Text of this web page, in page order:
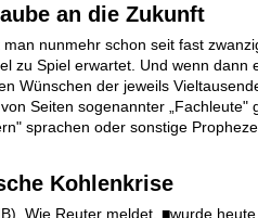
an die Zukunft
man nunmehr schon seit fast
zu Spiel erwartet. Und wenn dann
Wünschen der jeweils
Seiten sogenannter „Fachleute"
sprachen oder sonstige
Kohlenkrise
Wie Reuter meldet, ■wurde